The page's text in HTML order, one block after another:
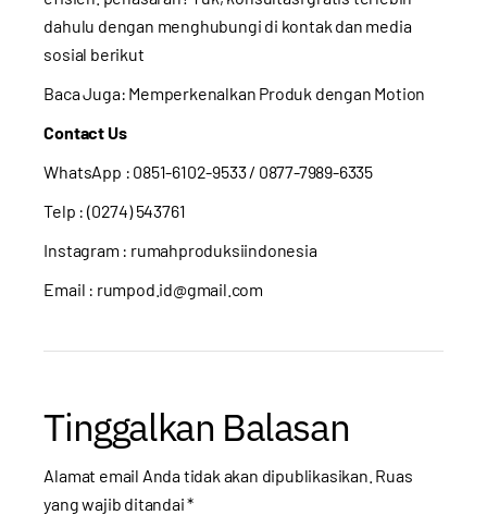
dahulu dengan menghubungi di kontak dan media
sosial berikut
Baca Juga: Memperkenalkan Produk dengan Motion
Contact Us
WhatsApp : 0851-6102-9533/ 0877-7989-6335
Telp : (0274) 543761
Instagram : rumahproduksiindonesia
Email : rumpod.id@gmail.com
Tinggalkan Balasan
Alamat email Anda tidak akan dipublikasikan. Ruas
yang wajib ditandai*